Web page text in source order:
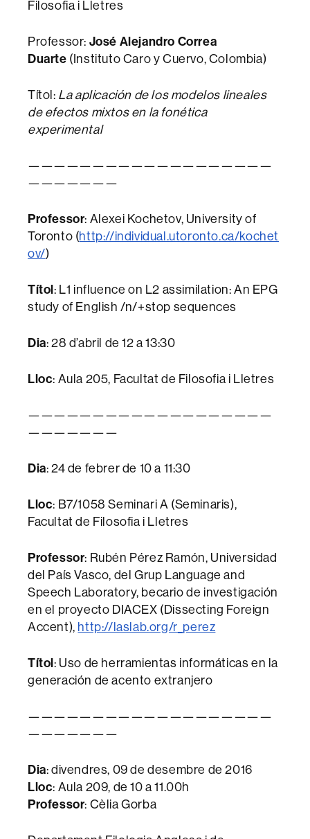
Filosofia i Lletres
Professor: José Alejandro Correa
Duarte (Instituto Caro y Cuervo, Colombia)
Títol: La aplicación de los modelos lineales
de efectos mixtos en la fonética
experimental
———————————————————
———————
Professor: Alexei Kochetov, University of
Toronto (http://individual.utoronto.ca/kochet
ov/)
Títol: L1 influence on L2 assimilation: An EPG
study of English /n/+stop sequences
Dia: 28 d’abril de 12 a 13:30
Lloc: Aula 205, Facultat de Filosofia i Lletres
———————————————————
———————
Dia: 24 de febrer de 10 a 11:30
Lloc: B7/1058 Seminari A (Seminaris),
Facultat de Filosofia i Lletres
Professor: Rubén Pérez Ramón, Universidad
del País Vasco, del Grup Language and
Speech Laboratory, becario de investigación
en el proyecto DIACEX (Dissecting Foreign
Accent), http://laslab.org/r_perez
Títol: Uso de herramientas informáticas en la
generación de acento extranjero
———————————————————
———————
Dia: divendres, 09 de desembre de 2016
Lloc: Aula 209, de 10 a 11.00h
Professor: Cèlia Gorba